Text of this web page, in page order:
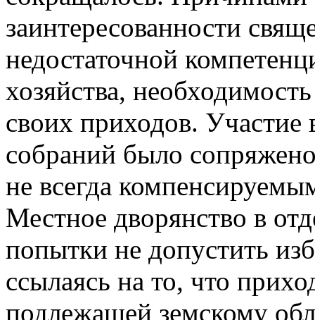
заинтересованности
недостаточной
хозяйства,
своих приходов. Участие
собраний было
не всегда
Местное дворянство в
попытки не допустить
ссылаясь на то, что
подлежащей земскому